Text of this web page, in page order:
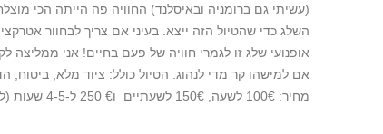
(עשיתי גם ברומניה ובאיסלנד) החוויה פה הייתה הכי
השלג כדי שהטיול הזה ייצא. בעיני אם צריך לבחוור
אופנועי שלג זו לגמרי חוויה של פעם בחיים! אני
אם למישהו קר מדי לנהוג. הטיול כולל: ציוד מלא,
מחיר: 100€ לשעה, 150€ לשעתיים ו€ 250 ל-4-5 שעות (לזוג, לאופנוע)- כולל ציוד.